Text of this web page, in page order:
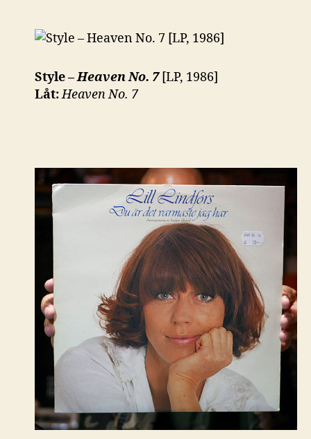
Style –Heaven No. 7[LP, 1986]
Låt:Heaven No. 7